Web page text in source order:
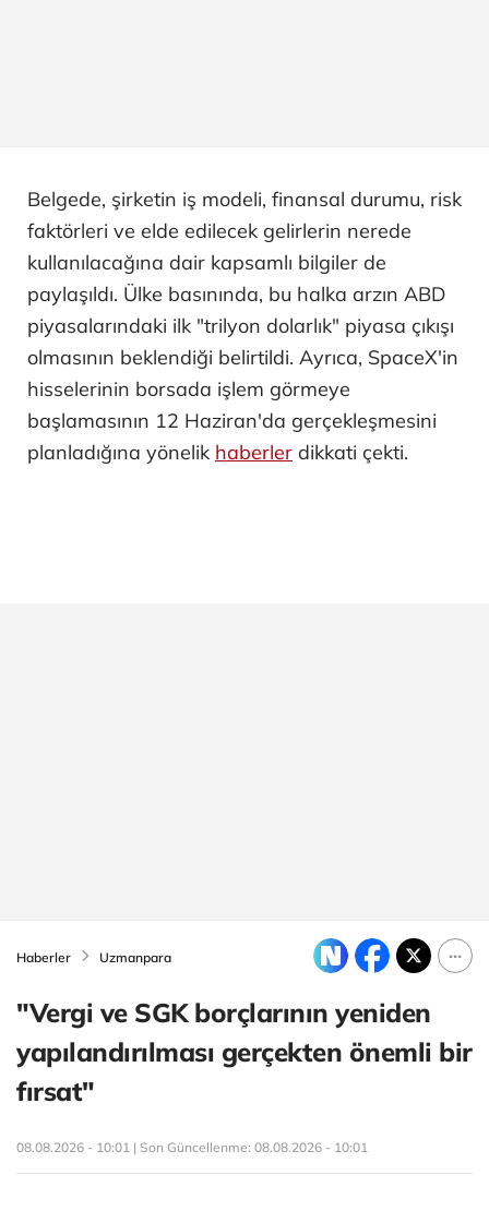
Belgede, şirketin iş modeli, finansal durumu, risk
faktörleri ve elde edilecek gelirlerin nerede
kullanılacağına dair kapsamlı bilgiler de
paylaşıldı. Ülke basınında, bu halka arzın ABD
piyasalarındaki ilk "trilyon dolarlık" piyasa çıkışı
olmasının beklendiği belirtildi. Ayrıca, SpaceX'in
hisselerinin borsada işlem görmeye
başlamasının 12 Haziran'da gerçekleşmesini
planladığına yönelik haberler dikkati çekti.
Haberler Uzmanpara
"Vergi ve SGK borçlarının yeniden
yapılandırılması gerçekten önemli bir
fırsat"
08.08.2026 - 10:01 | Son Güncellenme: 08.08.2026 - 10:01